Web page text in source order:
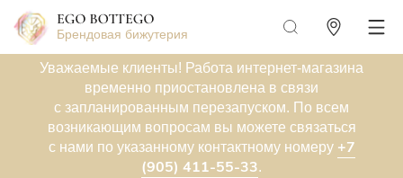
Брендовая бижутерия
Уважаемые клиенты! Работа интернет-магазина
временно приостановлена в связи
с запланированным перезапуском. По всем
возникающим вопросам вы можете связаться
с нами по указанному контактному номеру +7
(905) 411-55-33.